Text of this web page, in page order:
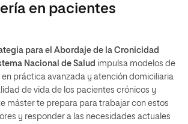
en pacientes
para el Abordaje de la Cronicidad
Nacional de Salud impulsa modelos de
práctica avanzada y atención domiciliaria
de vida de los pacientes crónicos y
máster te prepara para trabajar con estos
y responder a las necesidades actuales